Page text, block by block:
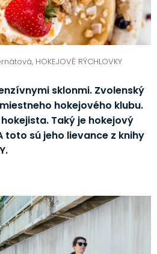
HOKEJOVÉ RÝCHLOVKY
sklonmi. Zvolenský
hokejového klubu.
Taký je hokejový
toto sú jeho lievance z knihy